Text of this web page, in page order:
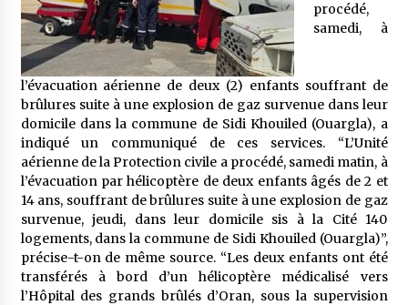
« Père, tiens-moi, je vais tomber ! »
5 ans ago
Le bouc de l’Au-delà
5 ans ago
Le monstrueux vieillard (Un récit du Sud
algérien)
5 ans ago
Rencontre nocturne dans le désert (Un conte
touareg)
5 ans ago
procédé,
samedi, à
l’évacuation aérienne de deux (2) enfants souffrant de
brûlures suite à une explosion de gaz survenue dans leur
domicile dans la commune de Sidi Khouiled (Ouargla), a
indiqué un communiqué de ces services. “L’Unité
aérienne de la Protection civile a procédé, samedi matin, à
l’évacuation par hélicoptère de deux enfants âgés de 2 et
14 ans, souffrant de brûlures suite à une explosion de gaz
survenue, jeudi, dans leur domicile sis à la Cité 140
logements, dans la commune de Sidi Khouiled (Ouargla)”,
précise-t-on de même source. “Les deux enfants ont été
transférés à bord d’un hélicoptère médicalisé vers
l’Hôpital des grands brûlés d’Oran, sous la supervision